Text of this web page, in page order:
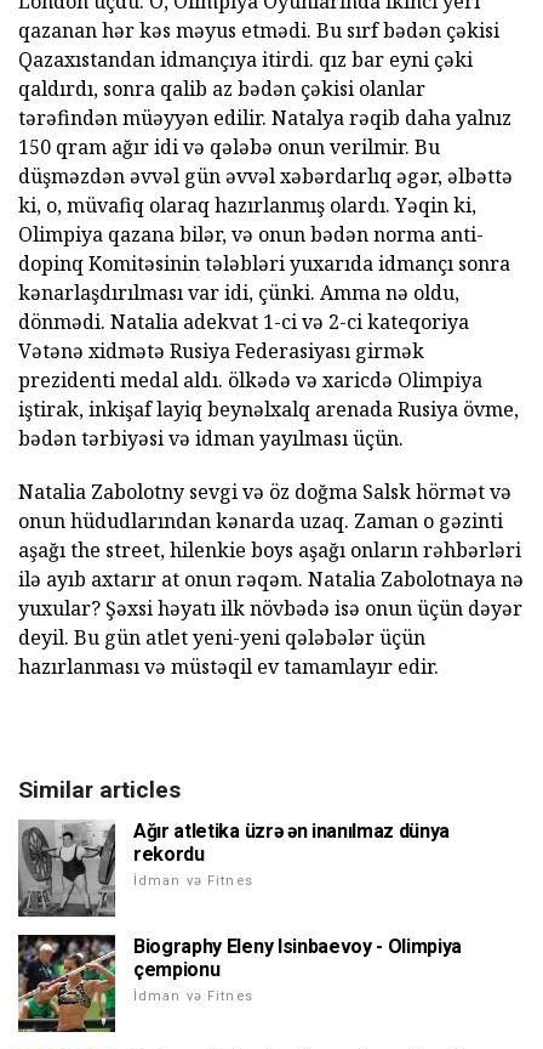
qazanan hər kəs məyus etmədi. Bu sırf bədən çəkisi
Qazaxıstandan idmançıya itirdi. qız bar eyni çəki
qaldırdı, sonra qalib az bədən çəkisi olanlar
tərəfindən müəyyən edilir. Natalya rəqib daha yalnız
150 qram ağır idi və qələbə onun verilmir. Bu
düşməzdən əvvəl gün əvvəl xəbərdarlıq əgər, əlbəttə
ki, o, müvafiq olaraq hazırlanmış olardı. Yəqin ki,
Olimpiya qazana bilər, və onun bədən norma anti-
dopinq Komitəsinin tələbləri yuxarıda idmançı sonra
kənarlaşdırılması var idi, çünki. Amma nə oldu,
dönmədi. Natalia adekvat 1-ci və 2-ci kateqoriya
Vətənə xidmətə Rusiya Federasiyası girmək
prezidenti medal aldı. ölkədə və xaricdə Olimpiya
iştirak, inkişaf layiq beynəlxalq arenada Rusiya övme,
bədən tərbiyəsi və idman yayılması üçün.
Natalia Zabolotny sevgi və öz doğma Salsk hörmət və
onun hüdudlarından kənarda uzaq. Zaman o gəzinti
aşağı the street, hilenkie boys aşağı onların rəhbərləri
ilə ayıb axtarır at onun rəqəm. Natalia Zabolotnaya nə
yuxular? Şəxsi həyatı ilk növbədə isə onun üçün dəyər
deyil. Bu gün atlet yeni-yeni qələbələr üçün
hazırlanması və müstəqil ev tamamlayır edir.
Similar articles
Ağır atletika üzrə ən inanılmaz dünya
rekordu
İdman və Fitnes
Biography Eleny Isinbaevoy - Olimpiya
çempionu
İdman və Fitnes